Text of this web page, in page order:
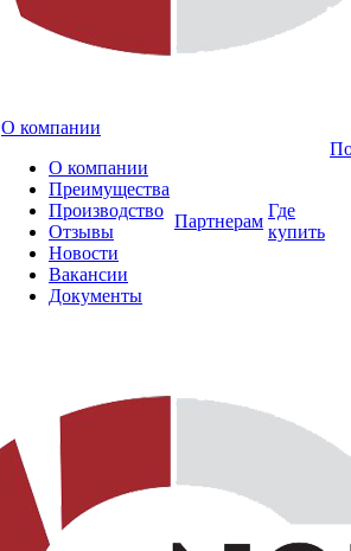
О компании
О компании
Преимущества
Производство
Отзывы
Новости
Вакансии
Документы
Партнерам
Где
купить